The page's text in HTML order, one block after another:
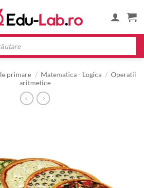
primare / Matematica - Logica / Operatii
aritmetice